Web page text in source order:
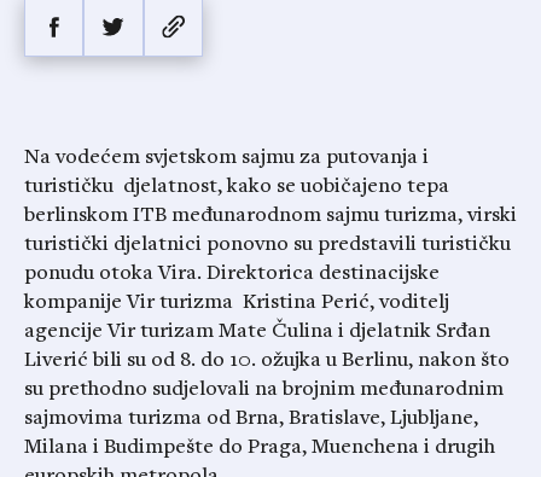
Na vodećem svjetskom sajmu za putovanja i
turističku djelatnost, kako se uobičajeno tepa
berlinskom ITB međunarodnom sajmu turizma, virski
turistički djelatnici ponovno su predstavili turističku
ponudu otoka Vira. Direktorica destinacijske
kompanije Vir turizma Kristina Perić, voditelj
agencije Vir turizam Mate Čulina i djelatnik Srđan
Liverić bili su od 8. do 10. ožujka u Berlinu, nakon što
su prethodno sudjelovali na brojnim međunarodnim
sajmovima turizma od Brna, Bratislave, Ljubljane,
Milana i Budimpešte do Praga, Muenchena i drugih